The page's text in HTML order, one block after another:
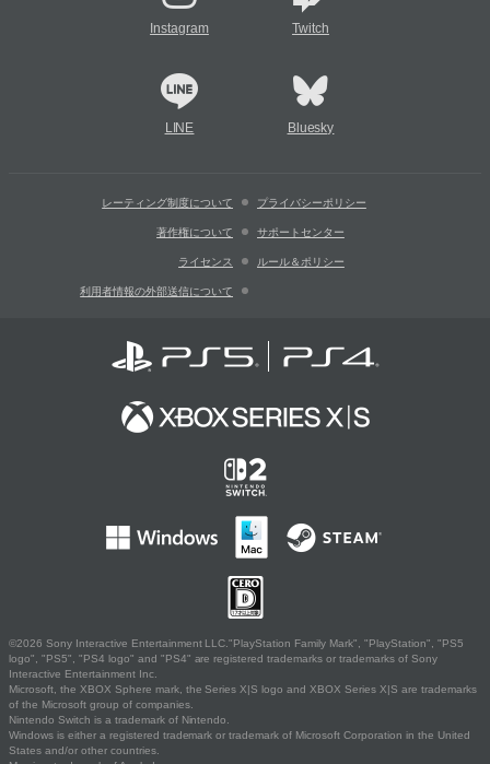
Instagram Twitch
LINE Bluesky
レーティング制度について プライバシーポリシー
著作権について サポートセンター
ライセンス ルール＆ポリシー
利用者情報の外部送信について
©2026 Sony Interactive Entertainment LLC."PlayStation Family Mark", "PlayStation", "PS5
logo", "PS5", "PS4 logo" and "PS4" are registered trademarks or trademarks of Sony
Interactive Entertainment Inc.
Microsoft, the XBOX Sphere mark, the Series X|S logo and XBOX Series X|S are trademarks
of the Microsoft group of companies.
Nintendo Switch is a trademark of Nintendo.
Windows is either a registered trademark or trademark of Microsoft Corporation in the United
States and/or other countries.